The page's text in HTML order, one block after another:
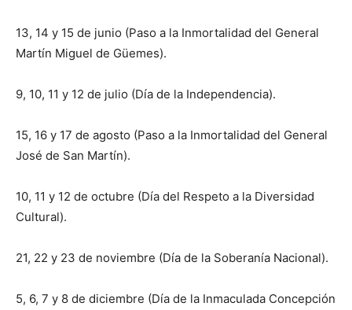
13, 14 y 15 de junio (Paso a la Inmortalidad del General
Martín Miguel de Güemes).
9, 10, 11 y 12 de julio (Día de la Independencia).
15, 16 y 17 de agosto (Paso a la Inmortalidad del General
José de San Martín).
10, 11 y 12 de octubre (Día del Respeto a la Diversidad
Cultural).
21, 22 y 23 de noviembre (Día de la Soberanía Nacional).
5, 6, 7 y 8 de diciembre (Día de la Inmaculada Concepción